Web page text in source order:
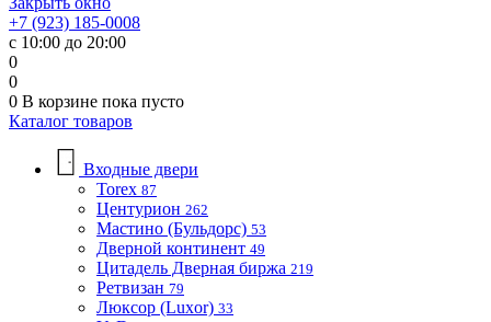
+7 (923) 185-0008
с 10:00 до 20:00
0
0
0 В корзине пока пусто
Каталог товаров
Входные двери
Torex 87
Центурион 262
Мастино (Бульдорс) 53
Дверной континент 49
Цитадель Дверная биржа 219
Ретвизан 79
Люксор (Luxor) 33